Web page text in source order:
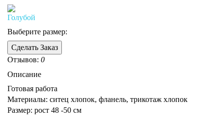
Выберите размер:
Сделать Заказ
Отзывов: 0
Описание
Готовая работа
Материалы: ситец хлопок, фланель, трикотаж хлопок
Размер: рост 48 -50 см